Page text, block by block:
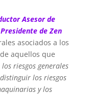
Asesor de
Presidente de Zen
asociados a los
aquellos que
los riesgos generales
los riesgos
y los